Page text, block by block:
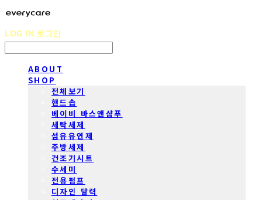
LOG IN 로그인
ABOUT
SHOP
전체보기
핸드솝
베이비 바스앤샴푸
세탁세제
섬유유연제
주방세제
건조기시트
수세미
전용펌프
디자인 달력